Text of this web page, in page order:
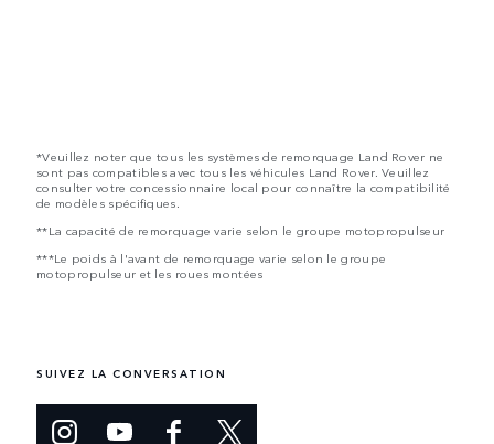
*Veuillez noter que tous les systèmes de remorquage Land Rover ne
sont pas compatibles avec tous les véhicules Land Rover. Veuillez
consulter votre concessionnaire local pour connaître la compatibilité
de modèles spécifiques.
**La capacité de remorquage varie selon le groupe motopropulseur
***Le poids à l'avant de remorquage varie selon le groupe
motopropulseur et les roues montées
SUIVEZ LA CONVERSATION